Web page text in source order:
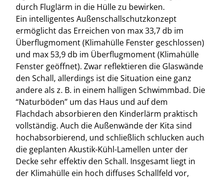
durch Fluglärm in die Hülle zu bewirken.
Ein intelligentes Außenschallschutzkonzept
ermöglicht das Erreichen von max 33,7 db im
Überflugmoment (Klimahülle Fenster geschlossen)
und max 53,9 db im Überflugmoment (Klimahülle
Fenster geöffnet). Zwar reflektieren die Glaswände
den Schall, allerdings ist die Situation eine ganz
andere als z. B. in einem halligen Schwimmbad. Die
“Naturböden” um das Haus und auf dem
Flachdach absorbieren den Kinderlärm praktisch
vollständig. Auch die Außenwände der Kita sind
hochabsorbierend, und schließlich schlucken auch
die geplanten Akustik-Kühl-Lamellen unter der
Decke sehr effektiv den Schall. Insgesamt liegt in
der Klimahülle ein hoch diffuses Schallfeld vor,